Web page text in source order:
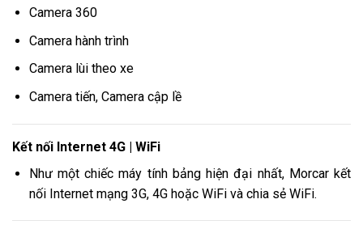
Camera 360
Camera hành trình
Camera lùi theo xe
Camera tiến, Camera cập lề
Kết nối Internet 4G | WiFi
Như một chiếc máy tính bảng hiện đại nhất, Morcar kết
nối Internet mạng 3G, 4G hoặc WiFi và chia sẻ WiFi.